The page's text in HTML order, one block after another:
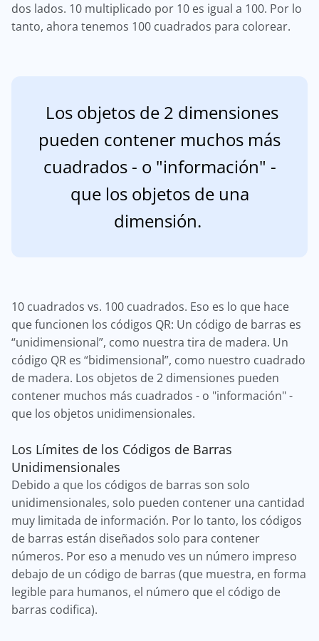
dos lados. 10 multiplicado por 10 es igual a 100. Por lo
tanto, ahora tenemos 100 cuadrados para colorear.
Los objetos de 2 dimensiones
pueden contener muchos más
cuadrados - o "información" -
que los objetos de una
dimensión.
10 cuadrados vs. 100 cuadrados. Eso es lo que hace
que funcionen los códigos QR: Un código de barras es
“unidimensional”, como nuestra tira de madera. Un
código QR es “bidimensional”, como nuestro cuadrado
de madera. Los objetos de 2 dimensiones pueden
contener muchos más cuadrados - o "información" -
que los objetos unidimensionales.
Los Límites de los Códigos de Barras
Unidimensionales
Debido a que los códigos de barras son solo
unidimensionales, solo pueden contener una cantidad
muy limitada de información. Por lo tanto, los códigos
de barras están diseñados solo para contener
números. Por eso a menudo ves un número impreso
debajo de un código de barras (que muestra, en forma
legible para humanos, el número que el código de
barras codifica).